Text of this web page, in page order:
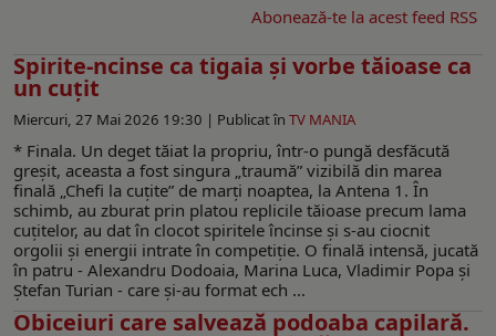
Abonează-te la acest feed RSS
Spirite-ncinse ca tigaia şi vorbe tăioase ca
un cuțit
Miercuri, 27 Mai 2026 19:30 | Publicat în TV MANIA
* Finala. Un deget tăiat la propriu, într-o pungă desfăcută
greșit, aceasta a fost singura „traumă” vizibilă din marea
finală „Chefi la cuțite” de marți noaptea, la Antena 1. În
schimb, au zburat prin platou replicile tăioase precum lama
cuțitelor, au dat în clocot spiritele încinse și s-au ciocnit
orgolii și energii intrate în competiție. O finală intensă, jucată
în patru - Alexandru Dodoaia, Marina Luca, Vladimir Popa și
Ștefan Turian - care şi-au format ech ...
Obiceiuri care salvează podoaba capilară.